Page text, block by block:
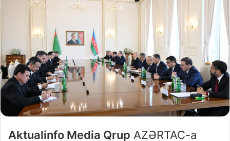
Aktualinfo Media Qrup AZƏRTAC-a